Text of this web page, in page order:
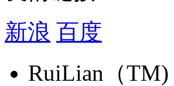
新浪 百度
​RuiLian（